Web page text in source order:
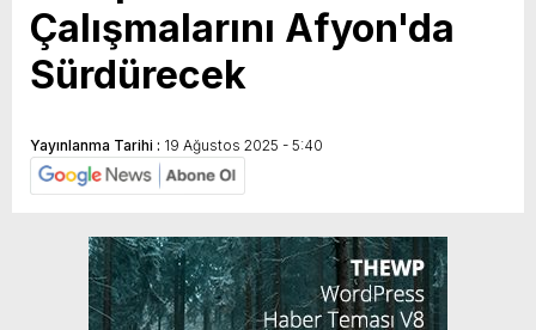
Çalışmalarını Afyon'da
Sürdürecek
Yayınlanma Tarihi : 19 Ağustos 2025 - 5:40